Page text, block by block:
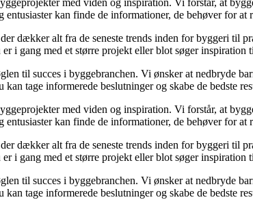
kan finde de informationer, de behøver for at
dækker alt fra de seneste trends inden for byggeri til
i gang med et større projekt eller blot søger
til succes i byggebranchen. Vi ønsker at nedbryde
tage informerede beslutninger og skabe de bedste
med viden og inspiration. Vi forstår, at
kan finde de informationer, de behøver for at
dækker alt fra de seneste trends inden for byggeri til
i gang med et større projekt eller blot søger
til succes i byggebranchen. Vi ønsker at nedbryde
tage informerede beslutninger og skabe de bedste